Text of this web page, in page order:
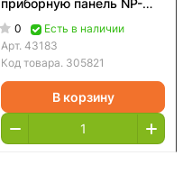
приборную панель NP-
002
0
Есть в наличии
Арт. 43183
Код товара. 305821
В корзину